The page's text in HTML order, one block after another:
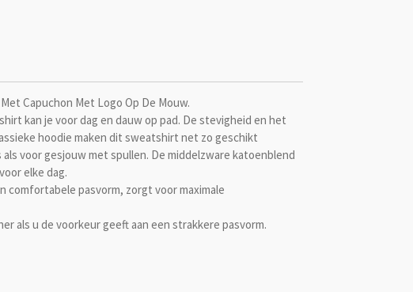
Capuchon Met Logo Op De Mouw.
kan je voor dag en dauw op pad. De stevigheid en het
hoodie maken dit sweatshirt net zo geschikt
voor gesjouw met spullen. De middelzware katoenblend
elke dag.
comfortabele pasvorm, zorgt voor maximale
als u de voorkeur geeft aan een strakkere pasvorm.